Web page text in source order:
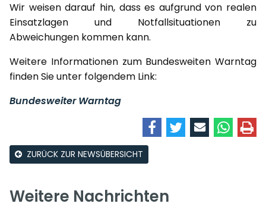
Wir weisen darauf hin, dass es aufgrund von realen
Einsatzlagen und Notfallsituationen zu
Abweichungen kommen kann.
Weitere Informationen zum Bundesweiten Warntag
finden Sie unter folgendem Link:
Bundesweiter Warntag
ZURÜCK ZUR NEWSÜBERSICHT
Weitere Nachrichten